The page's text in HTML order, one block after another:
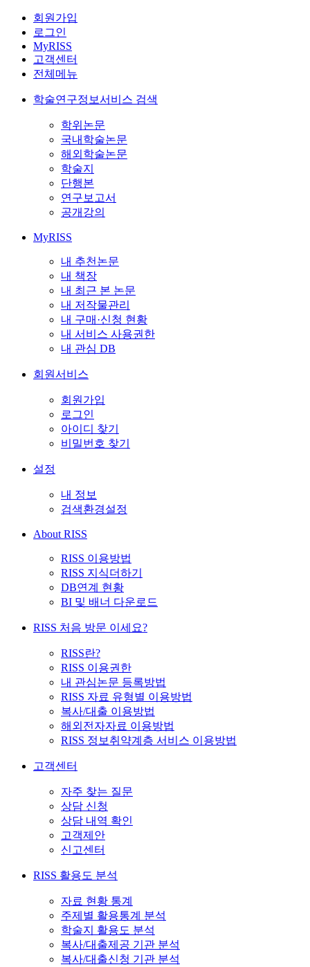
회원가입
로그인
MyRISS
고객센터
전체메뉴
학술연구정보서비스 검색
학위논문
국내학술논문
해외학술논문
학술지
단행본
연구보고서
공개강의
MyRISS
내 추천논문
내 책장
내 최근 본 논문
내 저작물관리
내 구매·신청 현황
내 서비스 사용권한
내 관심 DB
회원서비스
회원가입
로그인
아이디 찾기
비밀번호 찾기
설정
내 정보
검색환경설정
About RISS
RISS 이용방법
RISS 지식더하기
DB연계 현황
BI 및 배너 다운로드
RISS 처음 방문 이세요?
RISS란?
RISS 이용권한
내 관심논문 등록방법
RISS 자료 유형별 이용방법
복사/대출 이용방법
해외전자자료 이용방법
RISS 정보취약계층 서비스 이용방법
고객센터
자주 찾는 질문
상담 신청
상담 내역 확인
고객제안
신고센터
RISS 활용도 분석
자료 현황 통계
주제별 활용통계 분석
학술지 활용도 분석
복사/대출제공 기관 분석
복사/대출신청 기관 분석